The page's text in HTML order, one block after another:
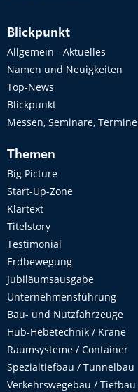
Blickpunkt
Allgemein - Aktuelles
Namen und Neuigkeiten
Top-News
Blickpunkt
Messen, Seminare, Termine
Themen
Big Picture
Start-Up-Zone
Klartext
Titelstory
Testimonial
Erdbewegung
Jubiläumsausgabe
Unternehmensführung
Bau- und Nutzfahrzeuge
Hub-Hebetechnik / Krane
Raumsysteme / Container
Spezialtiefbau / Tunnelbau
Verkehrswegebau / Tiefbau